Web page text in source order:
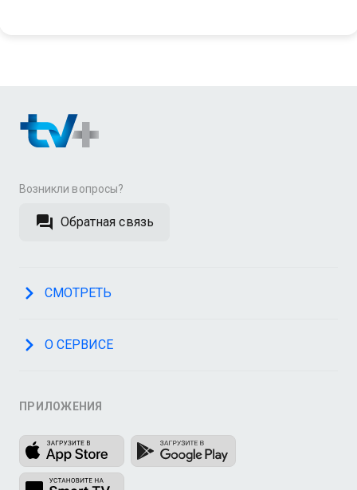
Возникли вопросы?
Обратная связь
СМОТРЕТЬ
О СЕРВИСЕ
ПРИЛОЖЕНИЯ